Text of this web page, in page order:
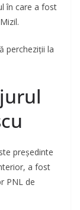
în care a fost
percheziții la
președinte
a fost
PNL de